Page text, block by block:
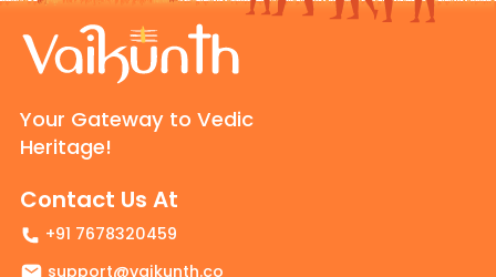
Your Gateway to Vedic
Heritage!
Contact Us At
+91 7678320459
support@vaikunth.co